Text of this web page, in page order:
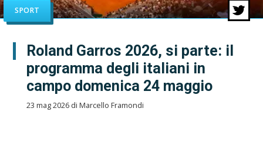
SPORT
Roland Garros 2026, si parte: il
programma degli italiani in
campo domenica 24 maggio
23 mag 2026 di Marcello Framondi